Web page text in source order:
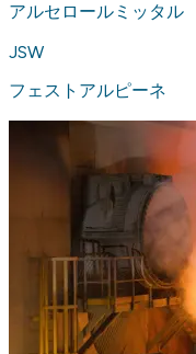
アルセロールミッタル
JSW
フェストアルピーネ